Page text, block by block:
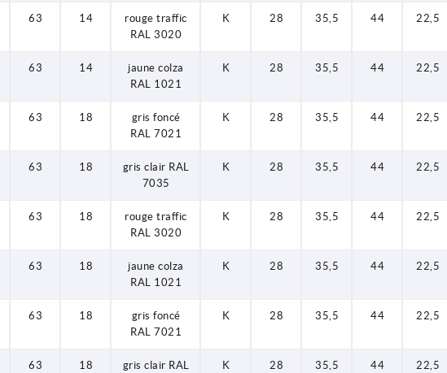
63 14
rouge traffic
RAL 3020
K 28 35,5 44 22,5
63 14
jaune colza
RAL 1021
K 28 35,5 44 22,5
63 18
gris foncé
RAL 7021
K 28 35,5 44 22,5
63 18
gris clair RAL
7035
K 28 35,5 44 22,5
63 18
rouge traffic
RAL 3020
K 28 35,5 44 22,5
63 18
jaune colza
RAL 1021
K 28 35,5 44 22,5
63 18
gris foncé
RAL 7021
K 28 35,5 44 22,5
63 18
gris clair RAL
K 28 35,5 44 22,5